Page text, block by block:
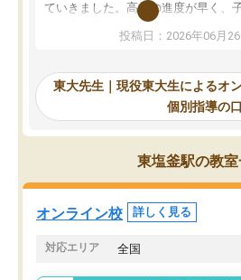
ていきました。高校の進度が早く、
供も家に帰って勉強の話すると嫌な反
応を示します。東大先生にお願いし
れるので、親としても安心です。毎日
使える自習室とかもあり、わからない
ところがあれば先生が回答してくれる
のも重宝しています。
投稿日：2026年06月26
東大先生｜現役東大生によるオ
個別指導の
東塩釜駅の教
オンライン校 詳しく見る
対応エリア 全国